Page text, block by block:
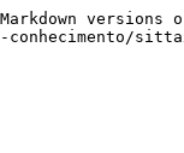
versions of